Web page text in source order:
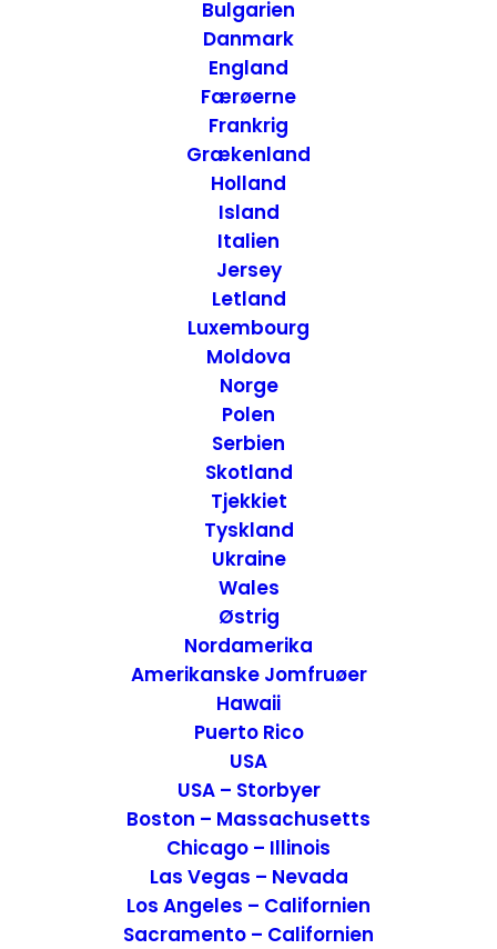
Bulgarien
Danmark
England
Færøerne
Frankrig
Grækenland
Holland
Island
Italien
Jersey
Letland
Luxembourg
Moldova
Norge
Polen
Serbien
Skotland
Tjekkiet
Tyskland
Ukraine
Wales
Østrig
Nordamerika
Amerikanske Jomfruøer
Hawaii
Puerto Rico
USA
USA – Storbyer
Boston – Massachusetts
Chicago – Illinois
Las Vegas – Nevada
Los Angeles – Californien
Sacramento – Californien
Rejseforslag Road Trip – Det Nordvestlige USA
Road Trip